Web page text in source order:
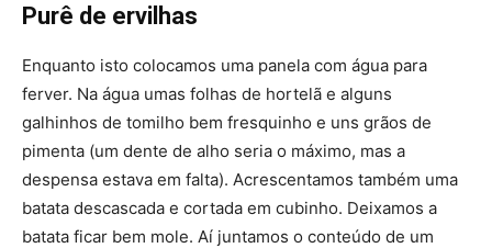
Purê de ervilhas
Enquanto isto colocamos uma panela com água para
ferver. Na água umas folhas de hortelã e alguns
galhinhos de tomilho bem fresquinho e uns grãos de
pimenta (um dente de alho seria o máximo, mas a
despensa estava em falta). Acrescentamos também uma
batata descascada e cortada em cubinho. Deixamos a
batata ficar bem mole. Aí juntamos o conteúdo de um